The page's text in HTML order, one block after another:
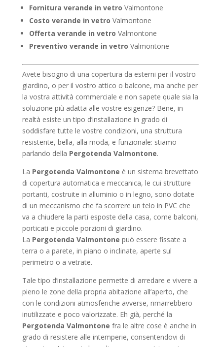
Fornitura verande in vetro Valmontone
Costo verande in vetro Valmontone
Offerta verande in vetro Valmontone
Preventivo verande in vetro Valmontone
Avete bisogno di una copertura da esterni per il vostro
giardino, o per il vostro attico o balcone, ma anche per
la vostra attività commerciale e non sapete quale sia la
soluzione più adatta alle vostre esigenze? Bene, in
realtà esiste un tipo d’installazione in grado di
soddisfare tutte le vostre condizioni, una struttura
resistente, bella, alla moda, e funzionale: stiamo
parlando della Pergotenda Valmontone.
La Pergotenda Valmontone è un sistema brevettato
di copertura automatica e meccanica, le cui strutture
portanti, costruite in alluminio o in legno, sono dotate
di un meccanismo che fa scorrere un telo in PVC che
va a chiudere la parti esposte della casa, come balconi,
porticati e piccole porzioni di giardino.
La Pergotenda Valmontone può essere fissate a
terra o a parete, in piano o inclinate, aperte sul
perimetro o a vetrate.
Tale tipo d’installazione permette di arredare e vivere a
pieno le zone della propria abitazione all’aperto, che
con le condizioni atmosferiche avverse, rimarrebbero
inutilizzate e poco valorizzate. Eh già, perché la
Pergotenda Valmontone fra le altre cose è anche in
grado di resistere alle intemperie, consentendovi di